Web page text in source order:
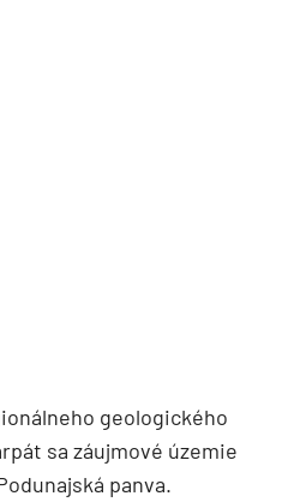
geologického
sa záujmové územie
panva.